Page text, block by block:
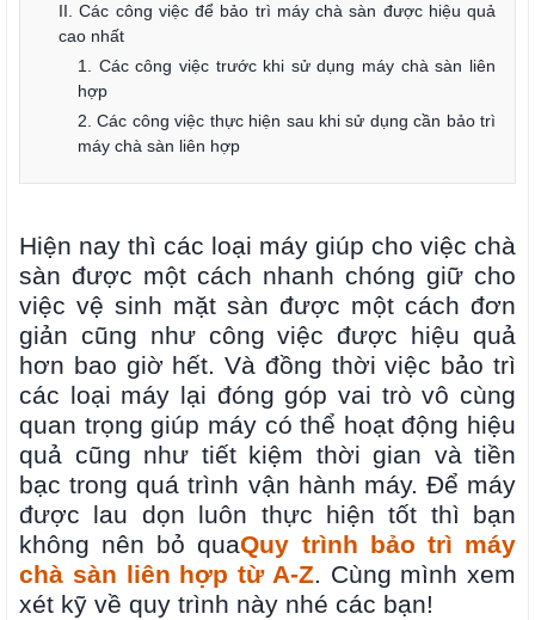
II. Các công việc để bảo trì máy chà sàn được hiệu quả
cao nhất
1. Các công việc trước khi sử dụng máy chà sàn liên
hợp
2. Các công việc thực hiện sau khi sử dụng cần bảo trì
máy chà sàn liên hợp
Hiện nay thì các loại máy giúp cho việc chà
sàn được một cách nhanh chóng giữ cho
việc vệ sinh mặt sàn được một cách đơn
giản cũng như công việc được hiệu quả
hơn bao giờ hết. Và đồng thời việc bảo trì
các loại máy lại đóng góp vai trò vô cùng
quan trọng giúp máy có thể hoạt động hiệu
quả cũng như tiết kiệm thời gian và tiền
bạc trong quá trình vận hành máy. Để máy
được lau dọn luôn thực hiện tốt thì bạn
không nên bỏ quaQuy trình bảo trì máy
chà sàn liên hợp từ A-Z. Cùng mình xem
xét kỹ về quy trình này nhé các bạn!